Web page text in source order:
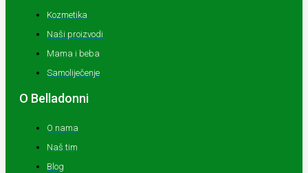
Kozmetika
Naši proizvodi
Mama i beba
Samoliječenje
O Belladonni
O nama
Naš tim
Blog